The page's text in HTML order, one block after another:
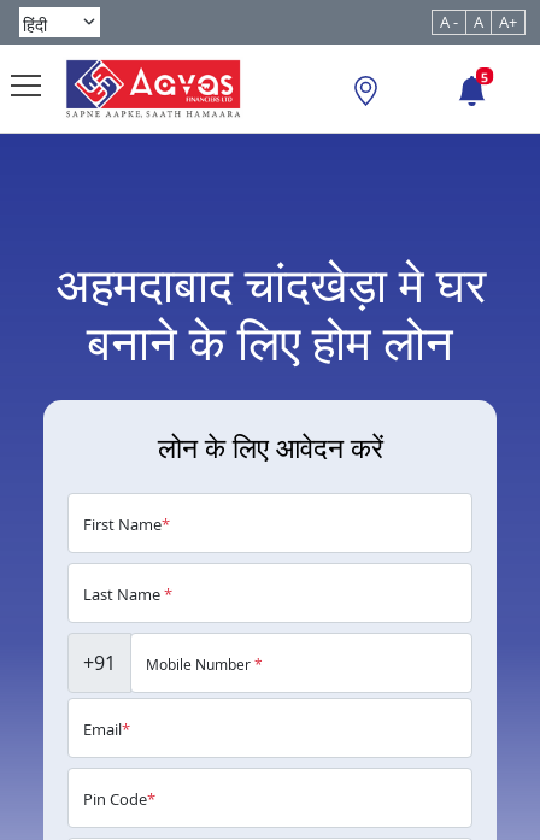
A - A A+
5
अहमदाबाद चांदखेड़ा मे घर
बनाने के लिए होम लोन
लोन के लिए आवेदन करें
First Name*
Last Name*
+91 Mobile Number*
Email*
Pin Code*